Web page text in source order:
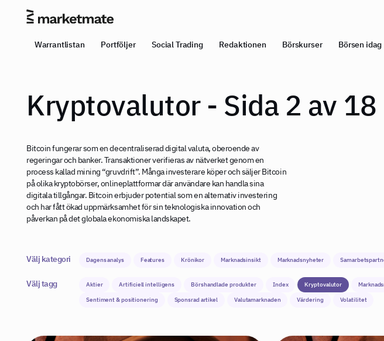
Warrantlistan Portföljer Social Trading Redaktionen Börskurser Börsen idag
Kryptovalutor - Sida 2 av 18
Bitcoin fungerar som en decentraliserad digital valuta, oberoende av
regeringar och banker. Transaktioner verifieras av nätverket genom en
process kallad mining “gruvdrift”. Många investerare köper och säljer Bitcoin
på olika kryptobörser, onlineplattformar där användare kan handla sina
digitala tillgångar. Bitcoin erbjuder potential som en alternativ investering
och har fått ökad uppmärksamhet för sin teknologiska innovation och
påverkan på det globala ekonomiska landskapet.
Välj kategori Dagens analys Features Krönikor Marknadsinsikt Marknadsnyheter
Välj tagg Aktier Artificiell intelligens Börshandlade produkter Index Kryptovalutor
Sentiment & positionering
Sponsrad artikel Valutamarknaden Värdering Volatilitet